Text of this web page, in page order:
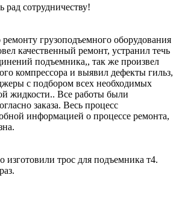
сотрудничеству!
грузоподъемного оборудования
качественный ремонт, устранил течь
подъемника,, так же произвел
компрессора и выявил дефекты гильз,
с подбором всех необходимых
жидкости.. Все работы были
заказа. Весь процесс
информацией о процессе ремонта,
изготовили трос для подъемника т4.